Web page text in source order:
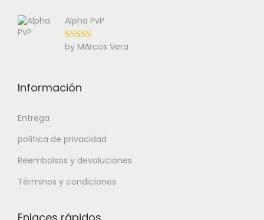
Alpha PvP
by MArcos Vera
Información
Entrega
política de privacidad
Reembolsos y devoluciones
Términos y condiciones